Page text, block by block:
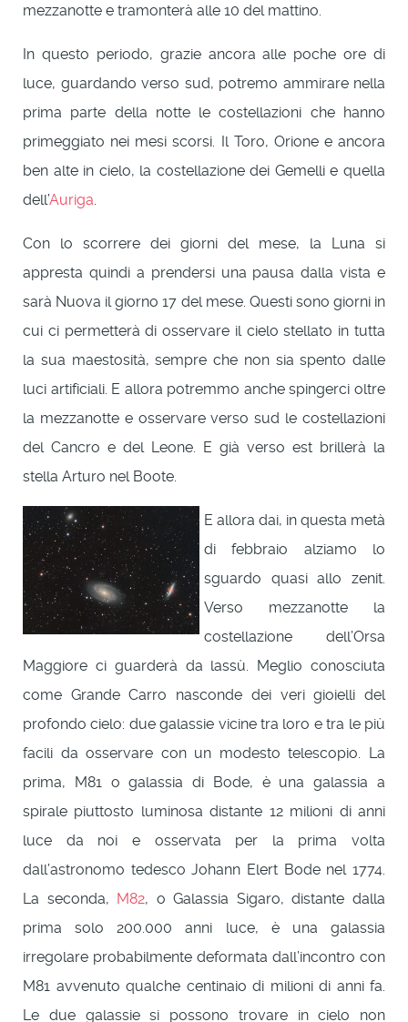
mezzanotte e tramonterà alle 10 del mattino.
In questo periodo, grazie ancora alle poche ore di
luce, guardando verso sud, potremo ammirare nella
prima parte della notte le costellazioni che hanno
primeggiato nei mesi scorsi. Il Toro, Orione e ancora
ben alte in cielo, la costellazione dei Gemelli e quella
dell’Auriga.
Con lo scorrere dei giorni del mese, la Luna si
appresta quindi a prendersi una pausa dalla vista e
sarà Nuova il giorno 17 del mese. Questi sono giorni in
cui ci permetterà di osservare il cielo stellato in tutta
la sua maestosità, sempre che non sia spento dalle
luci artificiali. E allora potremmo anche spingerci oltre
la mezzanotte e osservare verso sud le costellazioni
del Cancro e del Leone. E già verso est brillerà la
stella Arturo nel Boote.
E allora dai, in questa metà
di febbraio alziamo lo
sguardo quasi allo zenit.
Verso mezzanotte la
costellazione dell’Orsa
Maggiore ci guarderà da lassù. Meglio conosciuta
come Grande Carro nasconde dei veri gioielli del
profondo cielo: due galassie vicine tra loro e tra le più
facili da osservare con un modesto telescopio. La
prima, M81 o galassia di Bode, è una galassia a
spirale piuttosto luminosa distante 12 milioni di anni
luce da noi e osservata per la prima volta
dall’astronomo tedesco Johann Elert Bode nel 1774.
La seconda, M82, o Galassia Sigaro, distante dalla
prima solo 200.000 anni luce, è una galassia
irregolare probabilmente deformata dall’incontro con
M81 avvenuto qualche centinaio di milioni di anni fa.
Le due galassie si possono trovare in cielo non